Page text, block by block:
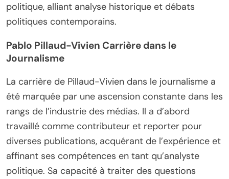
politique, alliant analyse historique et débats
politiques contemporains.
Pablo Pillaud-Vivien Carrière dans le
Journalisme
La carrière de Pillaud-Vivien dans le journalisme a
été marquée par une ascension constante dans les
rangs de l’industrie des médias. Il a d’abord
travaillé comme contributeur et reporter pour
diverses publications, acquérant de l’expérience et
affinant ses compétences en tant qu’analyste
politique. Sa capacité à traiter des questions